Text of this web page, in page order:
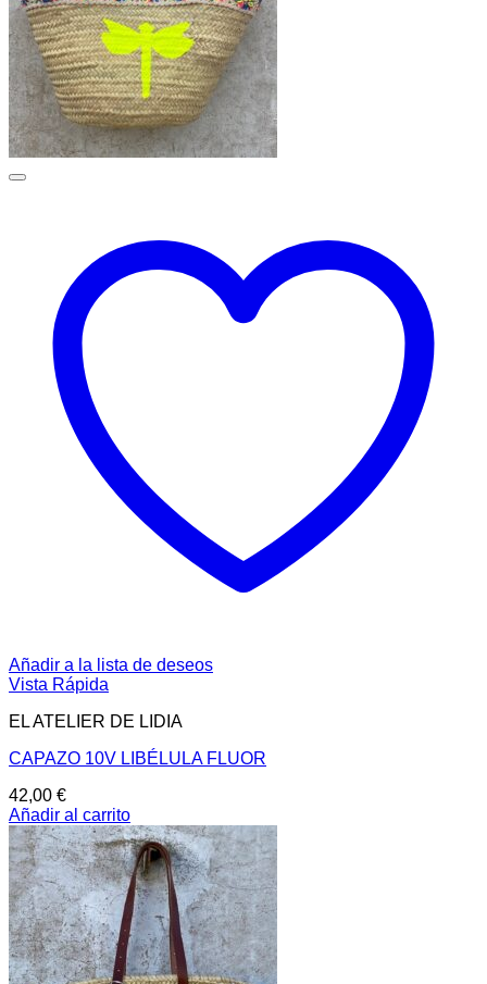
Añadir a la lista de deseos
Vista Rápida
EL ATELIER DE LIDIA
CAPAZO 10V LIBÉLULA FLUOR
42,00 €
Añadir al carrito